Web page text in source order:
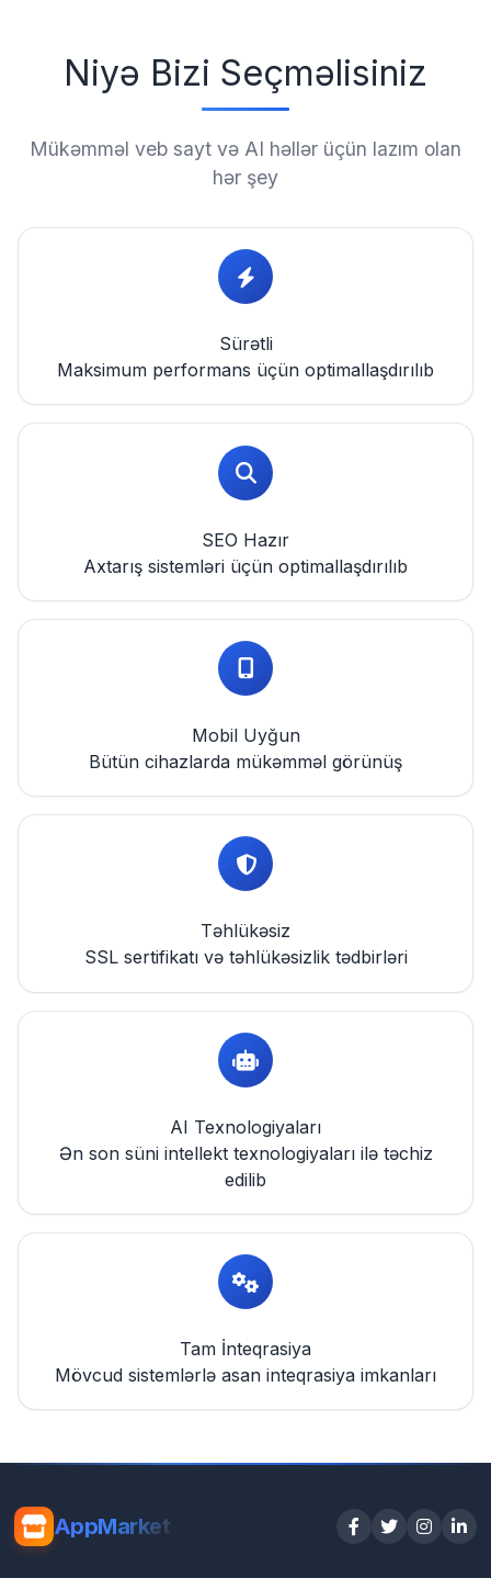
Niyə Bizi Seçməlisiniz
Mükəmməl veb sayt və AI həllər üçün lazım olan
hər şey
Sürətli
Maksimum performans üçün optimallaşdırılıb
SEO Hazır
Axtarış sistemləri üçün optimallaşdırılıb
Mobil Uyğun
Bütün cihazlarda mükəmməl görünüş
Təhlükəsiz
SSL sertifikatı və təhlükəsizlik tədbirləri
AI Texnologiyaları
Ən son süni intellekt texnologiyaları ilə təchiz
edilib
Tam İnteqrasiya
Mövcud sistemlərlə asan inteqrasiya imkanları
AppMarket